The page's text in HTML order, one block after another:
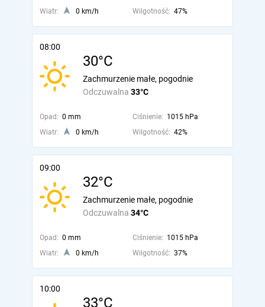
Wiatr: 0 km/h Wilgotność: 47%
08:00
30°C
Odczuwalna 33°C
Zachmurzenie małe, pogodnie
Opad: 0 mm Ciśnienie: 1015 hPa
Wiatr:
0 km/h Wilgotność: 42%
09:00
32°C
Odczuwalna 34°C
Zachmurzenie małe, pogodnie
Opad: 0 mm Ciśnienie: 1015 hPa
Wiatr:
0 km/h Wilgotność: 37%
10:00
33°C